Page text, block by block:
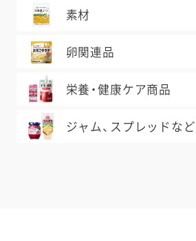
素材
卵関連品
栄養・健康ケア商品
ジャム、スプレッドなど